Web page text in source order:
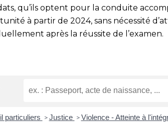
qu’ils optent pour la conduite
à partir de 2024, sans nécessité
après la réussite de l’examen.
particuliers > Justice > Violence - Atteinte à